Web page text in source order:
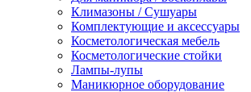
Климазоны / Сушуары
Комплектующие и аксессуары
Косметологическая мебель
Косметологические стойки
Лампы-лупы
Маникюрное оборудование